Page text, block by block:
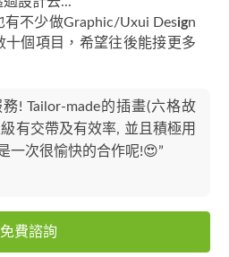
有不少做Graphic/Uxui Design
十個項目，希望往後能接更多
! Tailor-made的插畫(六格故
有交帶及有效率, 並且積極用
一次很愉快的合作呢!😍”
免費諮詢